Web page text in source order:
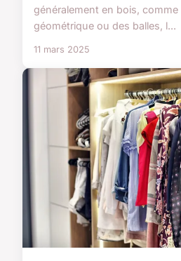
généralement en bois,
géométrique ou des balles, l...
11 mars 2025